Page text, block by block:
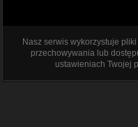
Nasz serwis wykorzystuje
przechowywania lub
ustawieniach Twojej